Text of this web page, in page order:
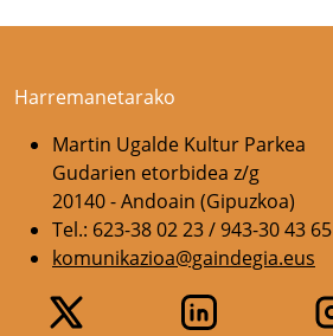
Harremanetarako
Martin Ugalde Kultur Parkea
Gudarien etorbidea z/g
20140 - Andoain (Gipuzkoa)
Tel.: 623-38 02 23 / 943-30 43 65
komunikazioa@gaindegia.eus